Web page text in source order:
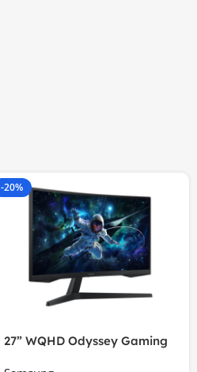
-20%
27” WQHD Odyssey Gaming